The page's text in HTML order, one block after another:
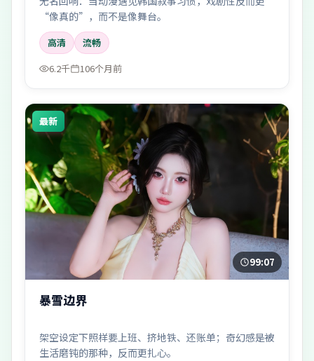
“像真的”，而不是像舞台。
高清
流畅
6.2千
106个月前
最新
99:07
暴雪边界
架空设定下照样要上班、挤地铁、还账单；奇幻感是被
生活磨钝的那种，反而更扎心。